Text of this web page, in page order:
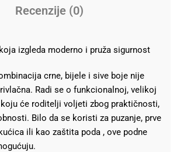
Recenzije (0)
izgleda moderno i pruža sigurnost
crne, bijele i sive boje nije
Radi se o funkcionalnoj, velikoj
će roditelji voljeti zbog praktičnosti,
Bilo da se koristi za puzanje, prve
ili kao zaštita poda , ove podne